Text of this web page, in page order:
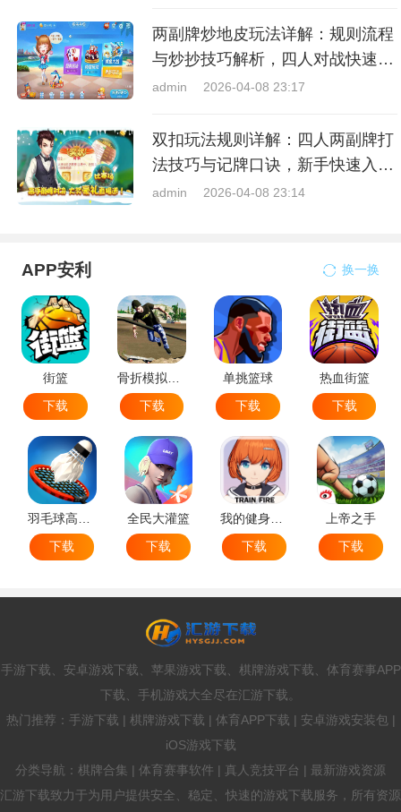
两副牌炒地皮玩法详解：规则流程
与炒抄技巧解析，四人对战快速入
门指南
admin 2026-04-08 23:17
双扣玩法规则详解：四人两副牌打
法技巧与记牌口诀，新手快速入门
指南
admin 2026-04-08 23:14
APP安利 换一换
街篮
下载
骨折模拟器-极限滑板模拟器
下载
单挑篮球
下载
热血街篮
下载
羽毛球高高手
下载
全民大灌篮
下载
我的健身教练2
下载
上帝之手
下载
手游下载、安卓游戏下载、苹果游戏下载、棋牌游戏下载、体育赛事APP
下载、手机游戏大全尽在汇游下载。
热门推荐：手游下载 | 棋牌游戏下载 | 体育APP下载 | 安卓游戏安装包 |
iOS游戏下载
分类导航：棋牌合集 | 体育赛事软件 | 真人竞技平台 | 最新游戏资源
汇游下载致力于为用户提供安全、稳定、快速的游戏下载服务，所有资源